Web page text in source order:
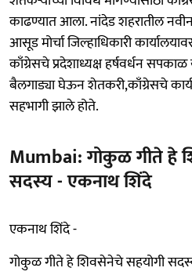
काढण्यात आला. नांदेड शहरातील
आसूड मोर्चा जिल्हाधिकारी
काँग्रेसचे प्रदेशाध्यक्ष हर्षवर्धन
बैलगाड्या घेऊन शेतकरी,काँग्रेसचे
सहभागी झाले होते.
Mumbai: गोकुळ गीते हे
सदस्य - एकनाथ शिंदे
एकनाथ शिंदे -
गोकुळ गीते हे शिवसेनेचे सहयोगी